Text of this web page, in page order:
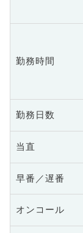
勤務時間
勤務日数
当直
早番／遅番
オンコール